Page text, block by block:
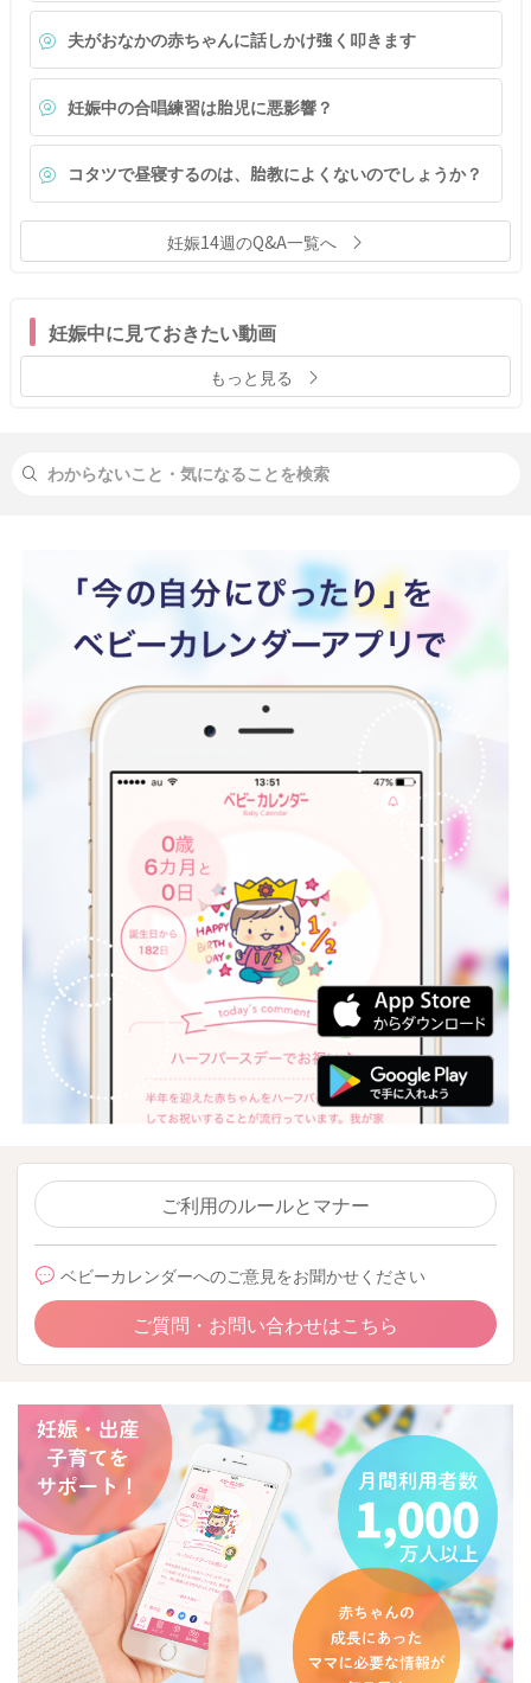
夫がおなかの赤ちゃんに話しかけ強く叩きます
妊娠中の合唱練習は胎児に悪影響？
コタツで昼寝するのは、胎教によくないのでしょうか？
妊娠14週のQ&A一覧へ
妊娠中に見ておきたい動画
もっと見る
ご利用のルールとマナー
ベビーカレンダーへのご意見をお聞かせください
ご質問・お問い合わせはこちら